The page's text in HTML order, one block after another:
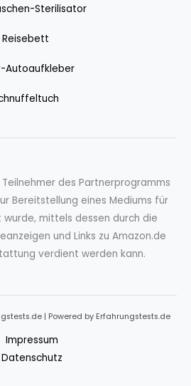
Sterilisator
Reisebett
Autoaufkleber
des Partnerprogramms
Bereitstellung eines Mediums für
mittels dessen durch die
und Links zu Amazon.de
verdient werden kann.
| Powered by Erfahrungstests.de
Impressum
Datenschutz